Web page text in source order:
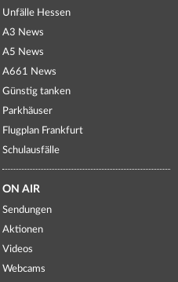
Unfälle Hessen
A3 News
A5 News
A661 News
Günstig tanken
Parkhäuser
Flugplan Frankfurt
Schulausfälle
ON AIR
Sendungen
Aktionen
Videos
Webcams